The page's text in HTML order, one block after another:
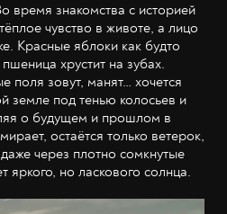
время знакомства с историей
чувство в животе, а лицо
Красные яблоки как будто
хрустит на зубах.
поля зовут, манят… хочется
земле под тенью колосьев и
о будущем и прошлом в
остаётся только ветерок,
через плотно сомкнутые
яркого, но ласкового солнца.